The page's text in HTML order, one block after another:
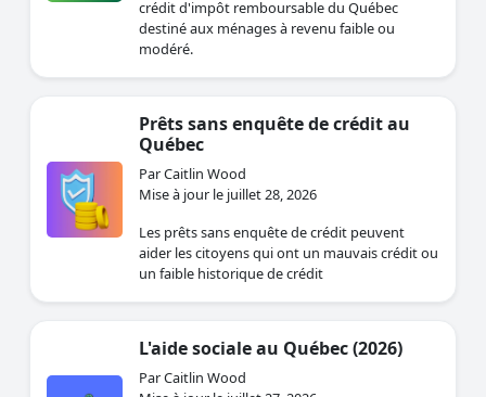
crédit d'impôt remboursable du Québec
destiné aux ménages à revenu faible ou
modéré.
Prêts sans enquête de crédit au
Québec
Par Caitlin Wood
Mise à jour le juillet 28, 2026
Les prêts sans enquête de crédit peuvent
aider les citoyens qui ont un mauvais crédit ou
un faible historique de crédit
L'aide sociale au Québec (2026)
Par Caitlin Wood